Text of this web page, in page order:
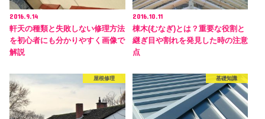
2016.9.14
軒天の種類と失敗しない修理方法
を初心者にも分かりやすく画像で
解説
2016.10.11
棟木(むなぎ)とは？重要な役割と
継ぎ目や割れを発見した時の注意
点
屋根修理 基礎知識